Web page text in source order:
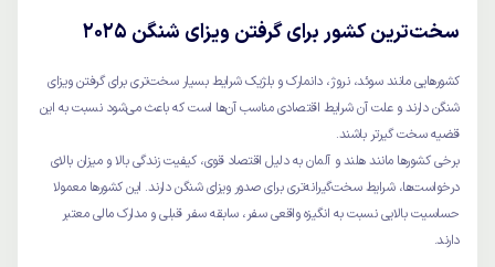
سخت‌ترین کشور برای گرفتن ویزای شنگن 2025
کشورهایی مانند سوئد، نروژ، دانمارک و بلژیک شرایط بسیار سخت‌تری برای گرفتن ویزای
شنگن دارند و علت آن شرایط اقتصادی مناسب آن‌ها است که باعث می‌شود نسبت به این
قضیه سخت گیرتر باشند.
برخی کشورها مانند هلند و آلمان به دلیل اقتصاد قوی، کیفیت زندگی بالا و میزان بالای
درخواست‌ها، شرایط سخت‌گیرانه‌تری برای صدور ویزای شنگن دارند. این کشورها معمولا
حساسیت بالایی نسبت به انگیزه واقعی سفر، سابقه سفر قبلی و مدارک مالی معتبر
دارند.